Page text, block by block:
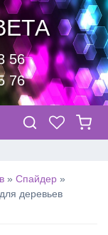
56
76
» Спайдер »
деревьев